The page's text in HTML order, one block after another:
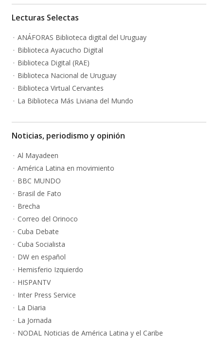
Lecturas Selectas
ANÁFORAS Biblioteca digital del Uruguay
Biblioteca Ayacucho Digital
Biblioteca Digital (RAE)
Biblioteca Nacional de Uruguay
Biblioteca Virtual Cervantes
La Biblioteca Más Liviana del Mundo
Noticias, periodismo y opinión
Al Mayadeen
América Latina en movimiento
BBC MUNDO
Brasil de Fato
Brecha
Correo del Orinoco
Cuba Debate
Cuba Socialista
DW en español
Hemisferio Izquierdo
HISPANTV
Inter Press Service
La Diaria
La Jornada
NODAL Noticias de América Latina y el Caribe